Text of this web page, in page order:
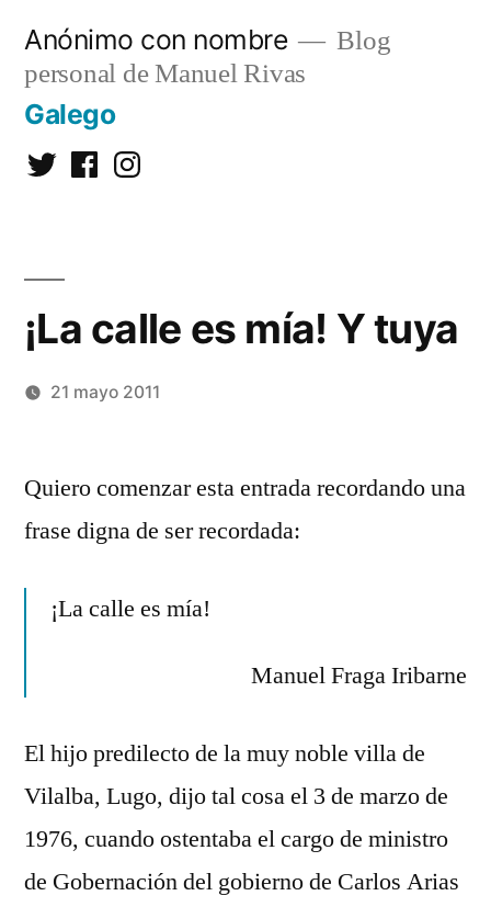
contenido
Anónimo con nombre
Blog
personal de Manuel Rivas
Galego
TwitterFacebookInstagram
¡La calle es mía! Y tuya
Álvarez
21 mayo 2011
¡La
es
Quiero comenzar esta entrada recordando una
frase digna de ser recordada:
¡La calle es mía!
Manuel Fraga Iribarne
El hijo predilecto de la muy noble villa de
Vilalba, Lugo, dijo tal cosa el 3 de marzo de
1976, cuando ostentaba el cargo de ministro
de Gobernación del gobierno de Carlos Arias